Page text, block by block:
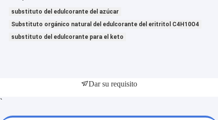
substituto del edulcorante del azúcar
Substituto orgánico natural del edulcorante del eritritol C4H10O4
substituto del edulcorante para el keto
Dar su requisito
`